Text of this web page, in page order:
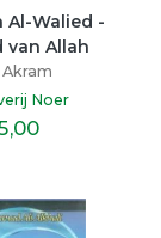
Al-Walied -
van Allah
Akram
Noer
,00